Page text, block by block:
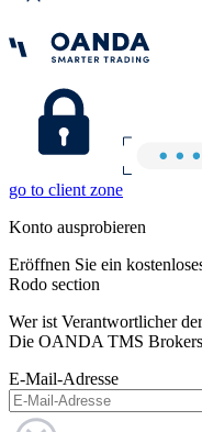
go to client zone
Konto ausprobieren
Eröffnen Sie ein
Rodo section
Wer ist Verantwortlicher
Die OANDA TMS Brokers
E-Mail-Adresse